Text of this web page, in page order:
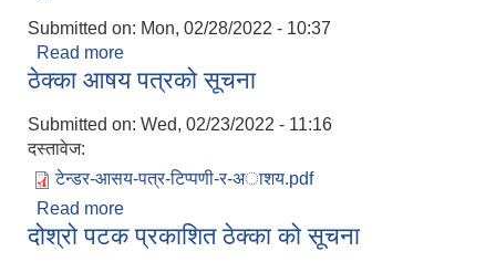
Submitted on: Mon, 02/28/2022 - 10:37
Read more
सूचना
ठेक्का आषय पत्रको सूचना
Submitted on: Wed, 02/23/2022 - 11:16
दस्तावेज:
टेन्डर-आसय-पत्र-टिप्पणी-र-अाशय.pdf
Read more
दोश्रो पटक प्रकाशित ठेक्का को सूचना